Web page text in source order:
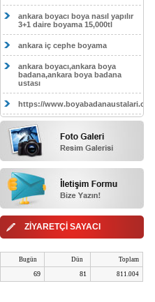
ankara boyacı boya nasıl yapılır
3+1 daire boyama 15,000tl
ankara iç cephe boyama
ankara boyacı,ankara boya
badana,ankara boya badana
ustası
https://www.boyabadanaustalari.com/
ZİYARETÇİ SAYACI
Bugün Dün Toplam
69 81 811.004